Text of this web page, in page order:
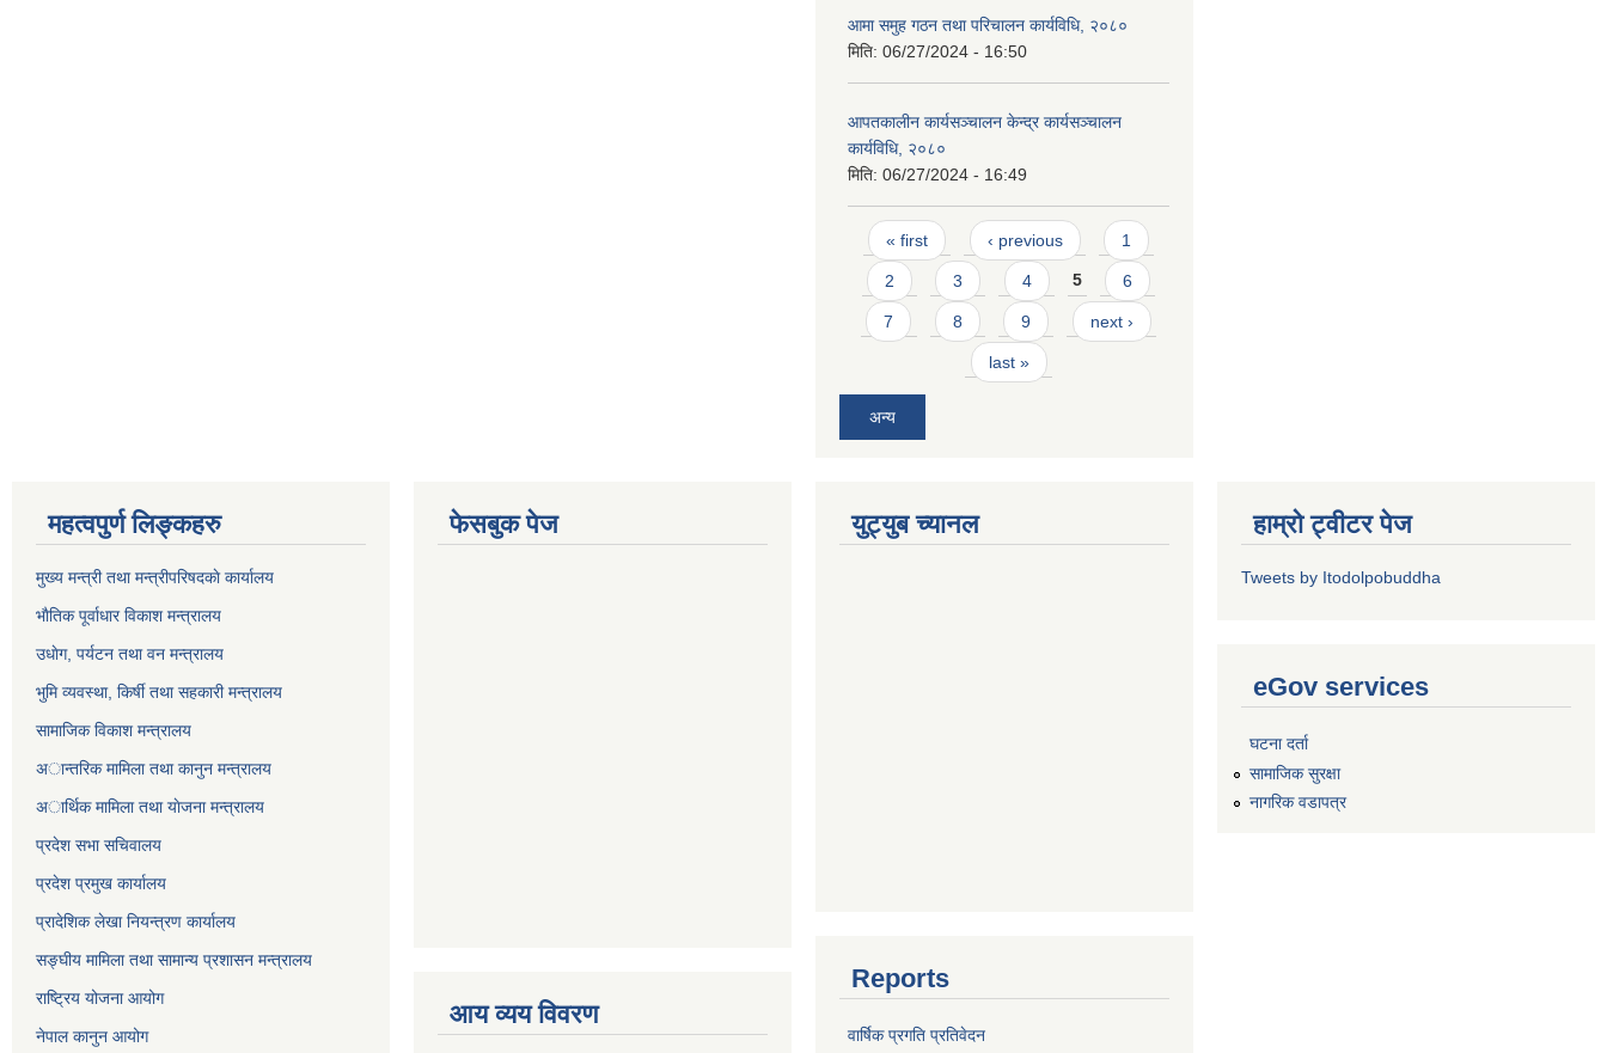
आमा समुह गठन तथा परिचालन कार्यविधि, २०८०
मिति: 06/27/2024 - 16:50
आपतकालीन कार्यसञ्चालन केन्द्र कार्यसञ्चालन
कार्यविधि, २०८०
मिति: 06/27/2024 - 16:49
Pages
« first ‹ previous 1
2 3 4 5 6
7 8 9 next ›
last »
अन्य
महत्वपुर्ण लिङ्कहरु
मुख्य मन्त्री तथा मन्त्रीपरिषदकाे कार्यालय
भाैतिक पूर्वाधार विकाश मन्त्रालय
उधाेग, पर्यटन तथा वन मन्त्रालय
भुमि व्यवस्था, किर्षी तथा सहकारी मन्त्रालय
सामाजिक विकाश मन्त्रालय
अान्तरिक मामिला तथा कानुन मन्त्रालय
अार्थिक मामिला तथा याेजना मन्त्रालय
प्रदेश सभा सचिवालय
प्रदेश प्रमुख कार्यालय
प्रादेशिक लेखा नियन्त्रण कार्यालय
सङ्‍घीय मामिला तथा सामान्य प्रशासन मन्त्रालय
राष्ट्रिय योजना आयोग
नेपाल कानुन आयोग
फेसबुक पेज
आय व्यय विवरण
युट्युब च्यानल
Reports
वार्षिक प्रगति प्रतिवेदन
हाम्रो ट्वीटर पेज
Tweets by Itodolpobuddha
eGov services
घटना दर्ता
सामाजिक सुरक्षा
नागरिक वडापत्र